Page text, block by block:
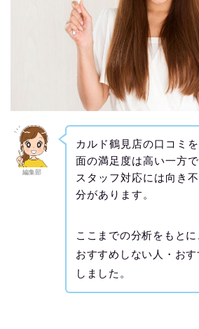
編集部
カルド鶴見店の口コミ
面の満足度は高い一方
スタッフ対応には向き
分があります。
ここまでの分析をもと
おすすめしない人・お
しました。